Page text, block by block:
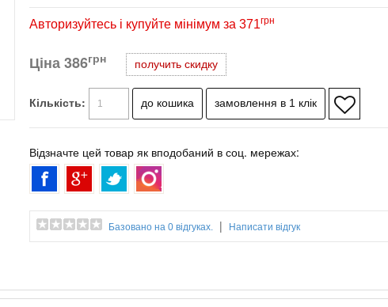
Авторизуйтесь і купуйте мінімум за 371грн
Ціна386грн получить скидку
Кількість:
Відзначте цей товар як вподобаний в соц. мережах:
Базовано на 0 відгуках. | Написати відгук